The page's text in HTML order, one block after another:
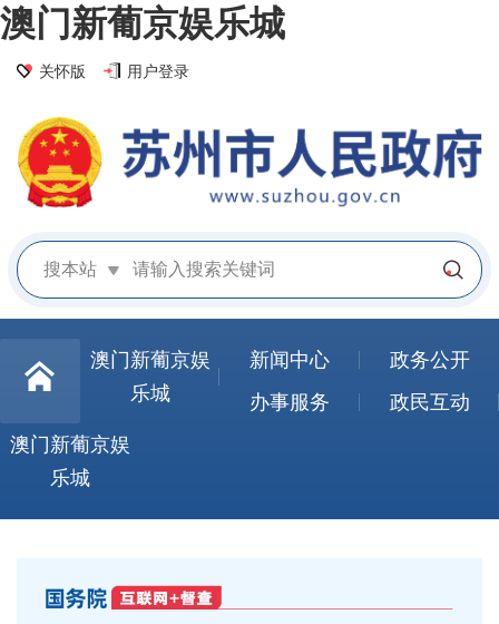
澳门新葡京娱乐城
关怀版 用户登录
搜本站
澳门新葡京娱
乐城
新闻中心
政务公开
办事服务
政民互动
澳门新葡京娱
乐城